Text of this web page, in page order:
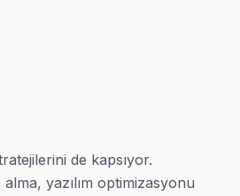
de kapsıyor.
yazılım optimizasyonu